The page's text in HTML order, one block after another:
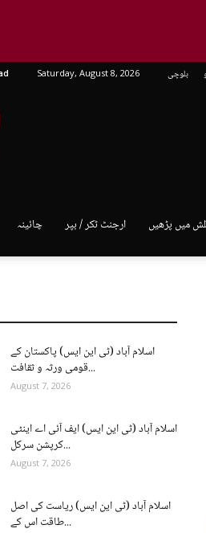
Saturday, August 8, 2026 بلوچی
چائینہ ارجنٹ ٹکر / بپر میں پڑھیں
اسلام آباد (ٹی این ایس) پاکستان کے
قومی ورثہ و ثقافت...
August 7, 2026
اسلام آباد (ٹی این ایس) ایف آئی اے اینٹی
کرپشن سرکل...
August 7, 2026
اسلام آباد (ٹی این ایس) ریاست کی اصل
طاقت اس کے...